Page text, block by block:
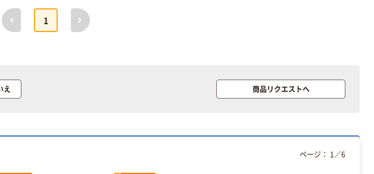
前へ
1
次へ
え 商品リクエストへ
ページ： 1 ／6